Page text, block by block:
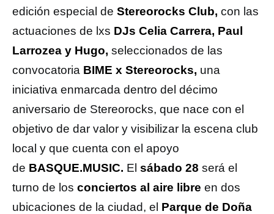
edición especial de Stereorocks Club, con las
actuaciones de lxs DJs Celia Carrera, Paul
Larrozea y Hugo, seleccionados de las
convocatoria BIME x Stereorocks, una
iniciativa enmarcada dentro del décimo
aniversario de Stereorocks, que nace con el
objetivo de dar valor y visibilizar la escena club
local y que cuenta con el apoyo
de BASQUE.MUSIC. El sábado 28 será el
turno de los conciertos al aire libre en dos
ubicaciones de la ciudad, el Parque de Doña